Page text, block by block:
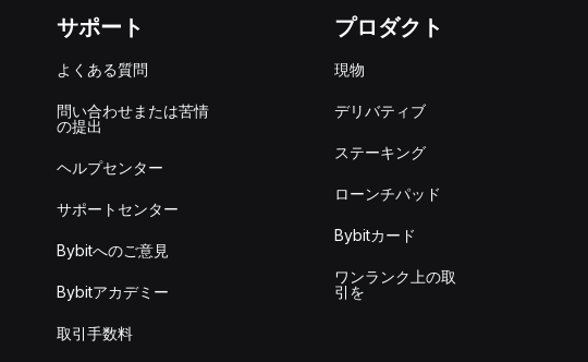
サポート
よくある質問
問い合わせまたは苦情
の提出
ヘルプセンター
サポートセンター
Bybitへのご意見
Bybitアカデミー
取引手数料
プロダクト
現物
デリバティブ
ステーキング
ローンチパッド
Bybitカード
ワンランク上の取
引を